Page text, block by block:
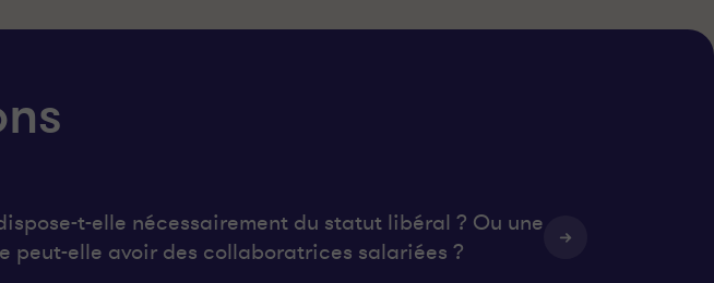
t-elle nécessairement du statut libéral ? Ou une
peut-elle avoir des collaboratrices salariées ?